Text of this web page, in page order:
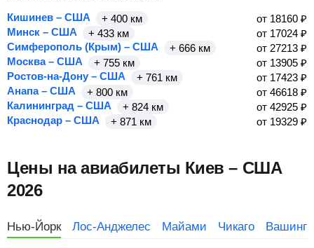
Кишинев – США
+ 400 км от 18160 ₽
Минск – США
+ 433 км от 17024 ₽
Симферополь (Крым) – США
+ 666 км от 27213 ₽
Москва – США
+ 755 км от 13905 ₽
Ростов-на-Дону – США
+ 761 км от 17423 ₽
Анапа – США
+ 800 км от 46618 ₽
Калининград – США
+ 824 км от 42925 ₽
Краснодар – США
+ 871 км от 19329 ₽
Цены на авиабилеты Киев – США
2026
Нью-Йорк Лос-Анджелес Майами Чикаго